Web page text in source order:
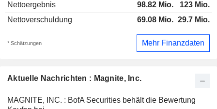
Aktuelle Nachrichten : Magnite, Inc.
MAGNITE, INC. : BofA Securities behält die Bewertung
Nettoergebnis
98.82 Mio.
123 Mio.
Nettoverschuldung
69.08 Mio. 29.7 Mio.
* Schätzungen Mehr Finanzdaten